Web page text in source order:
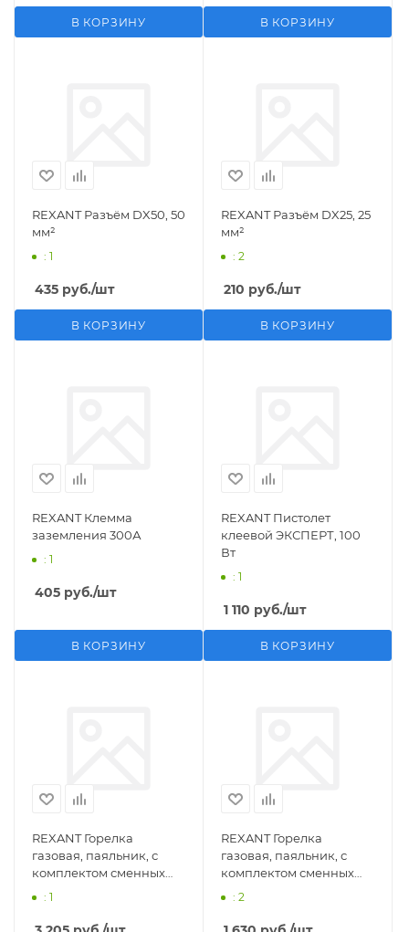
В КОРЗИНУ В КОРЗИНУ
REXANT Разъём DX50, 50
мм²
: 1
435 руб./шт
В КОРЗИНУ
REXANT Разъём DX25, 25
мм²
: 2
210 руб./шт
В КОРЗИНУ
REXANT Клемма
заземления 300А
: 1
405 руб./шт
В КОРЗИНУ
REXANT Пистолет
клеевой ЭКСПЕРТ, 100
Вт
: 1
1 110 руб./шт
В КОРЗИНУ
REXANT Горелка
газовая, паяльник, с
комплектом сменных
насадок, 11 предметов
: 1
REXANT Горелка
газовая, паяльник, с
комплектом сменных
насадок, 3 предмета
: 2